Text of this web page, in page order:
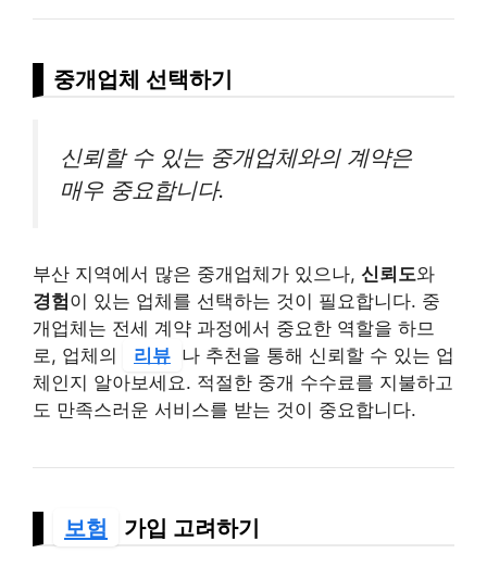
중개업체 선택하기
신뢰할 수 있는 중개업체와의 계약은
매우 중요합니다.
부산 지역에서 많은 중개업체가 있으나, 신뢰도와
경험이 있는 업체를 선택하는 것이 필요합니다. 중
개업체는 전세 계약 과정에서 중요한 역할을 하므
로, 업체의
리뷰 나 추천을 통해 신뢰할 수 있는 업
체인지 알아보세요. 적절한 중개 수수료를 지불하고
도 만족스러운 서비스를 받는 것이 중요합니다.
보험 가입 고려하기